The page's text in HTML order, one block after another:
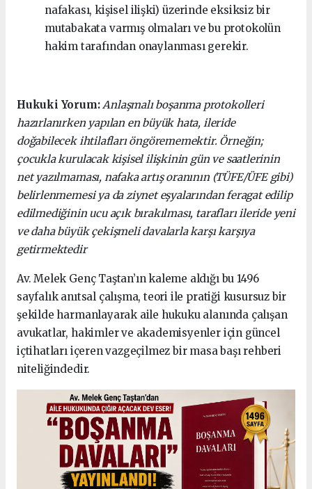
nafakası, kişisel ilişki) üzerinde eksiksiz bir
mutabakata varmış olmaları ve bu protokolün
hakim tarafından onaylanması gerekir.
Hukuki Yorum: Anlaşmalı boşanma protokolleri
hazırlanırken yapılan en büyük hata, ileride
doğabilecek ihtilafları öngörememektir. Örneğin;
çocukla kurulacak kişisel ilişkinin gün ve saatlerinin
net yazılmaması, nafaka artış oranının (TÜFE/ÜFE gibi)
belirlenmemesi ya da ziynet eşyalarından feragat edilip
edilmediğinin ucu açık bırakılması, tarafları ileride yeni
ve daha büyük çekişmeli davalarla karşı karşıya
getirmektedir
Av. Melek Genç Taştan’ın kaleme aldığı bu 1496
sayfalık anıtsal çalışma, teori ile pratiği kusursuz bir
şekilde harmanlayarak aile hukuku alanında çalışan
avukatlar, hakimler ve akademisyenler için güncel
içtihatları içeren vazgeçilmez bir masa başı rehberi
niteliğindedir.